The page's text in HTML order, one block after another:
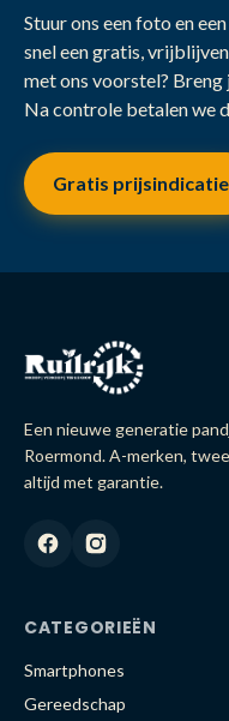
Stuur ons een foto en
snel een gratis,
met ons voorstel? Breng
Na controle betalen we
Gratis prijsindicatie
Een nieuwe generatie
Roermond. A-merken,
altijd met garantie.
CATEGORIEËN
Smartphones
Gereedschap